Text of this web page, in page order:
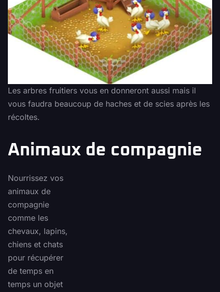
Les arbres fruitiers vous en donneront aussi mais il
vous faudra beaucoup de haches et de scies après les
récoltes.
Animaux de compagnie
Nourrissez vos
animaux de
compagnie
comme les
chevaux, lapins,
chiens et chats
pour récupérer
de temps en
temps un objet